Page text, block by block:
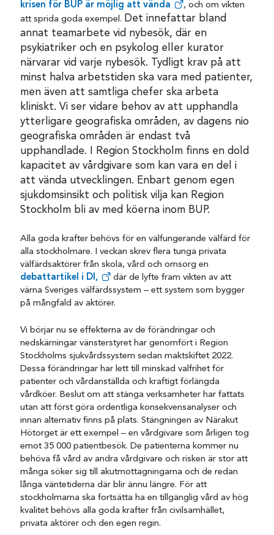
krisen för BUP är möjlig att vända
, och om vikten
att sprida goda exempel. Det innefattar bland
annat teamarbete vid nybesök, där en
psykiatriker och en psykolog eller kurator
närvarar vid varje nybesök. Tydligt krav på att
minst halva arbetstiden ska vara med patienter,
men även att samtliga chefer ska arbeta
kliniskt. Vi ser vidare behov av att upphandla
ytterligare geografiska områden, av dagens nio
geografiska områden är endast två
upphandlade. I Region Stockholm finns en dold
kapacitet av vårdgivare som kan vara en del i
att vända utvecklingen. Enbart genom egen
sjukdomsinsikt och politisk vilja kan Region
Stockholm bli av med köerna inom BUP.
Alla goda krafter behövs för en välfungerande välfärd för
alla stockholmare. I veckan skrev flera tunga privata
välfärdsaktörer från skola, vård och omsorg en
debattartikel i DI,
där de lyfte fram vikten av att
värna Sveriges välfärdssystem – ett system som bygger
på mångfald av aktörer.
Vi börjar nu se effekterna av de förändringar och
nedskärningar vänsterstyret har genomfört i Region
Stockholms sjukvårdssystem sedan maktskiftet 2022.
Dessa förändringar har lett till minskad valfrihet för
patienter och vårdanställda och kraftigt förlängda
vårdköer. Beslut om att stänga verksamheter har fattats
utan att först göra ordentliga konsekvensanalyser och
innan alternativ finns på plats. Stängningen av Närakut
Hötorget är ett exempel – en vårdgivare som årligen tog
emot 35 000 patientbesök. De patienterna kommer nu
behöva få vård av andra vårdgivare och risken är stor att
många söker sig till akutmottagningarna och de redan
långa väntetiderna där blir ännu längre. För att
stockholmarna ska fortsätta ha en tillgänglig vård av hög
kvalitet behövs alla goda krafter från civilsamhället,
privata aktörer och den egen regin.